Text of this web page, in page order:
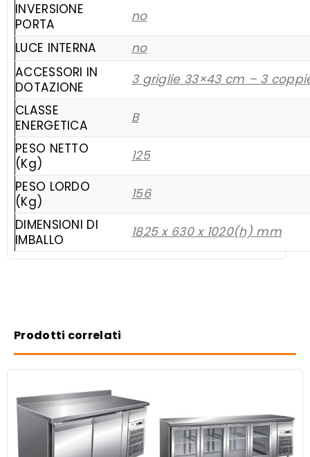
INVERSIONE
PORTA
no
LUCE INTERNA
no
ACCESSORI IN
DOTAZIONE
3 griglie 33×43 cm – 3
CLASSE
ENERGETICA
B
PESO NETTO
(Kg)
125
PESO LORDO
(Kg)
156
DIMENSIONI DI
IMBALLO
1825 x 630 x 1020(h) mm
Prodotti correlati